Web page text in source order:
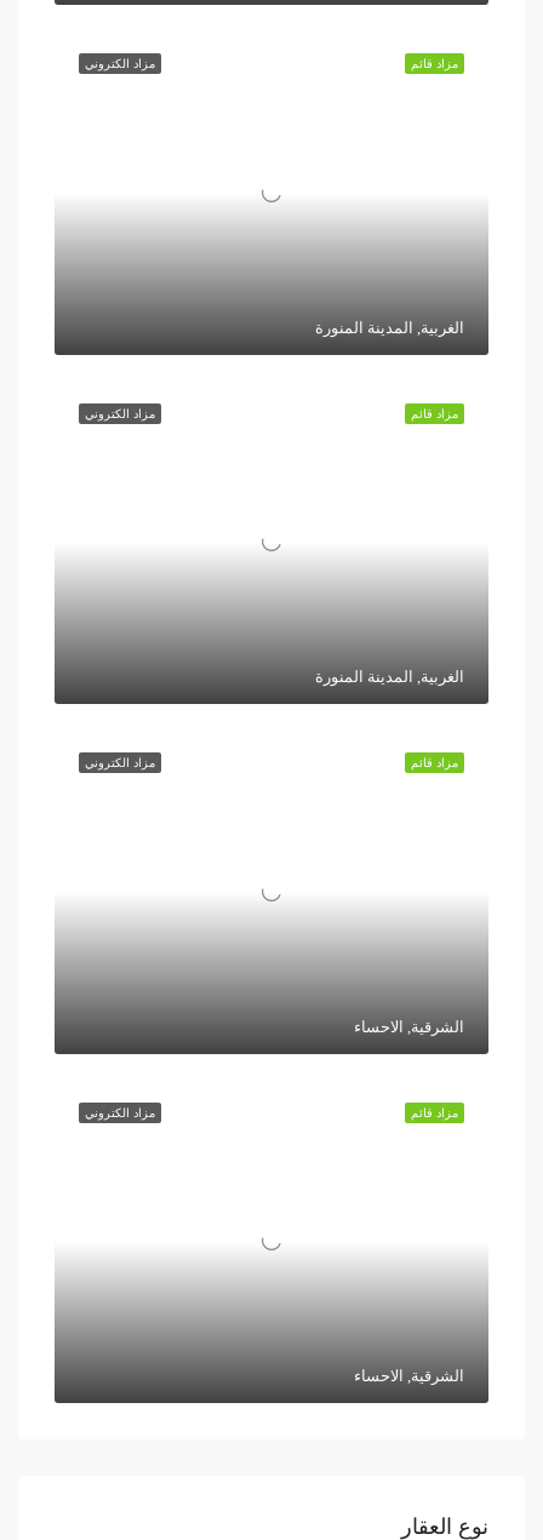
مزاد الكتروني مزاد قائم
الغربية, المدينة المنورة
مزاد الكتروني مزاد قائم
الغربية, المدينة المنورة
مزاد الكتروني مزاد قائم
الشرقية, الاحساء
مزاد الكتروني مزاد قائم
الشرقية, الاحساء
نوع العقار